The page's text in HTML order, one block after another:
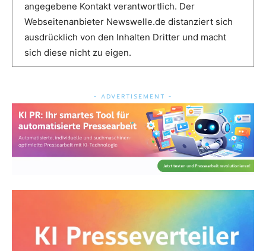
angegebene Kontakt verantwortlich. Der
Webseitenanbieter Newswelle.de distanziert sich
ausdrücklich von den Inhalten Dritter und macht
sich diese nicht zu eigen.
- ADVERTISEMENT -